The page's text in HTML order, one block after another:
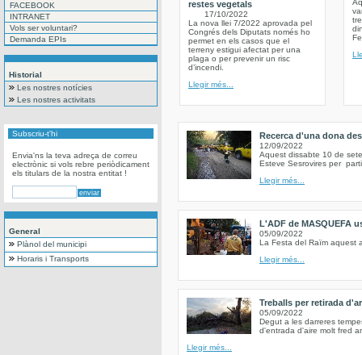
FACEBOOK
INTRANET
Vols ser voluntari?
Demanda EPIs
Historial
Les nostres notícies
Les nostres activitats
Subscriu-t'hi
Envia'ns la teva adreça de correu
electrònic si vols rebre periòdicament
els titulars de la nostra entitat !
General
Plànol del municipi
Horaris i Transports
restes vegetals
17/10/2022
La nova llei 7/2022 aprovada pel
Congrés dels Diputats només ho
permet en els casos que el
terreny estigui afectat per una
plaga o per prevenir un risc
d’incendi.
Llegir més...
Recerca d'una dona
12/09/2022
Aquest dissabte 10 de
Esteve Sesrovires per
Llegir més...
L'ADF de MASQUEFA
05/09/2022
La Festa del Raïm aquest
Llegir més...
Treballs per retirada
05/09/2022
Degut a les darreres
d'entrada d'aire molt fred
Llegir més...